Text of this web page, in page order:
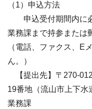
（1）申込方法
申込受付期間内に必
業務課まで持参または
（電話、ファクス、E
ん。）
【提出先】〒270-
19番地（流山市上下
業務課